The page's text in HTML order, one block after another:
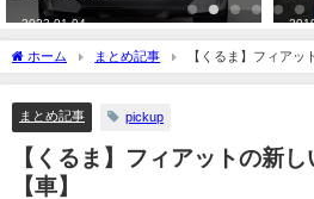
2019-11-17
ｗ
ホーム まとめ記事 【くるま】フィアッ
まとめ記事 pickup
【くるま】フィアットの新
【車】